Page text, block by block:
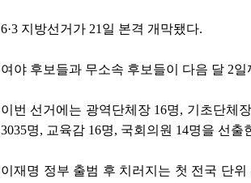
6·3 지방선거가 21일 본격 개막됐다.
여야 후보들과 무소속 후보들이 다음 달 2
이번 선거에는 광역단체장 16명, 기초단체
3035명, 교육감 16명, 국회의원 14명을 선출
이재명 정부 출범 후 치러지는 첫 전국 단